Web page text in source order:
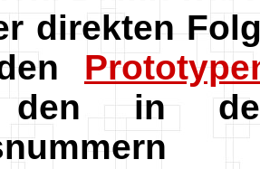
direkten
den in